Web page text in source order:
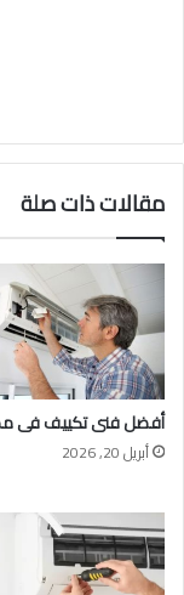
مقالات ذات صلة
أفضل فنى تكييف فى
أبريل 20, 2026